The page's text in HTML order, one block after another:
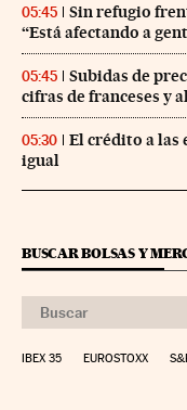
05:45
Sin refugio
“Está afectando a
05:45
Subidas de
cifras de franceses y
05:30
El crédito a las
igual
BUSCAR BOLSAS Y
IBEX 35 EUROSTOXX